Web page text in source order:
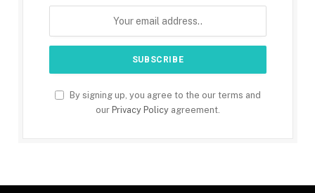
By signing up, you agree to the our terms and
our Privacy Policy agreement.